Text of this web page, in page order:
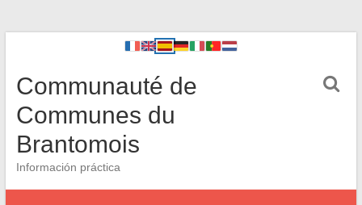
Communauté de
Communes du
Brantomois
Información práctica